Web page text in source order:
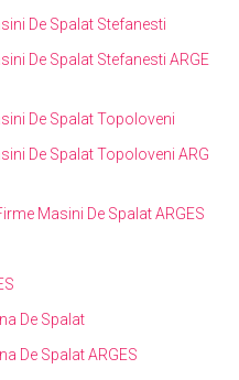
De Spalat Stefanesti
De Spalat Stefanesti ARGE
De Spalat Topoloveni
De Spalat Topoloveni ARG
Masini De Spalat ARGES
De Spalat
De Spalat ARGES